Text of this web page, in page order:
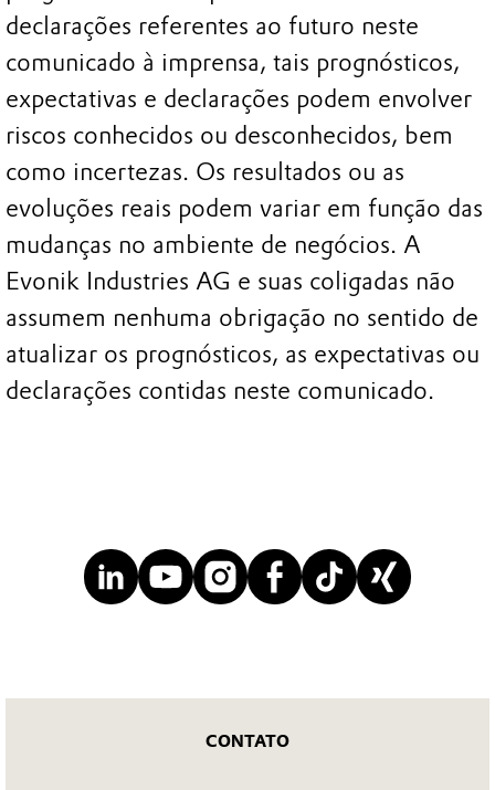
declarações referentes ao futuro neste
comunicado à imprensa, tais prognósticos,
expectativas e declarações podem envolver
riscos conhecidos ou desconhecidos, bem
como incertezas. Os resultados ou as
evoluções reais podem variar em função das
mudanças no ambiente de negócios. A
Evonik Industries AG e suas coligadas não
assumem nenhuma obrigação no sentido de
atualizar os prognósticos, as expectativas ou
declarações contidas neste comunicado.
CONTATO